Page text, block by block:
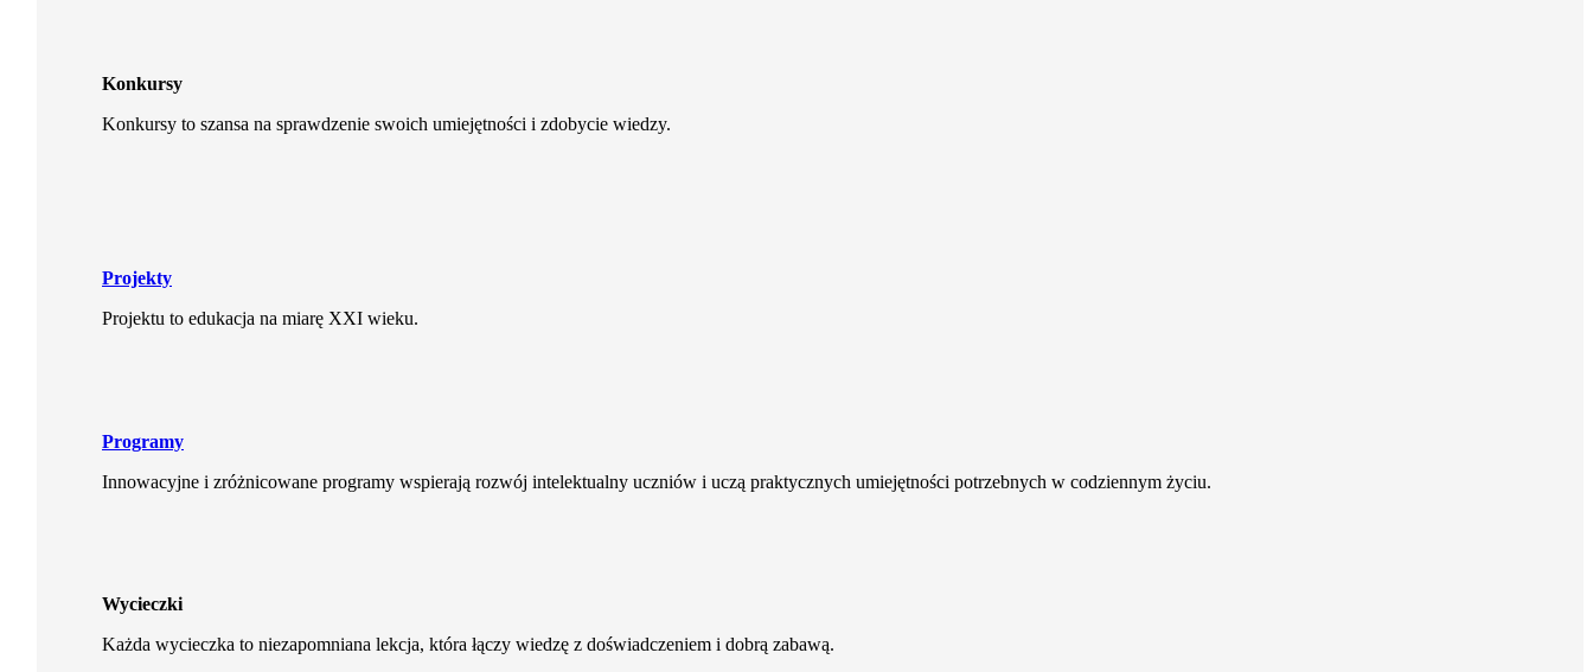
Konkursy
Konkursy to szansa na sprawdzenie swoich umiejętności i zdobycie wiedzy.
Projekty
Projektu to edukacja na miarę XXI wieku.
Programy
Innowacyjne i zróżnicowane programy wspierają rozwój intelektualny uczniów i uczą praktycznych umiejętności potrzebnych w codziennym życiu.
Wycieczki
Każda wycieczka to niezapomniana lekcja, która łączy wiedzę z doświadczeniem i dobrą zabawą.